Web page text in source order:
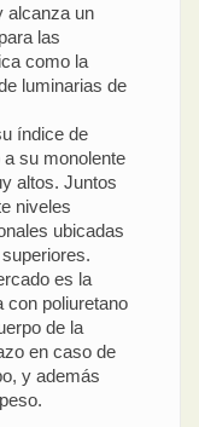
alcanza un
las
como la
luminarias de
índice de
su monolente
altos. Juntos
niveles
ubicadas
es la
con poliuretano
de la
en caso de
y además